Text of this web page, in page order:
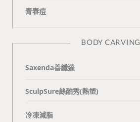
青春痘
BODY CARVING
Saxenda善纖達
SculpSure絲酷秀(熱塑)
冷凍減脂